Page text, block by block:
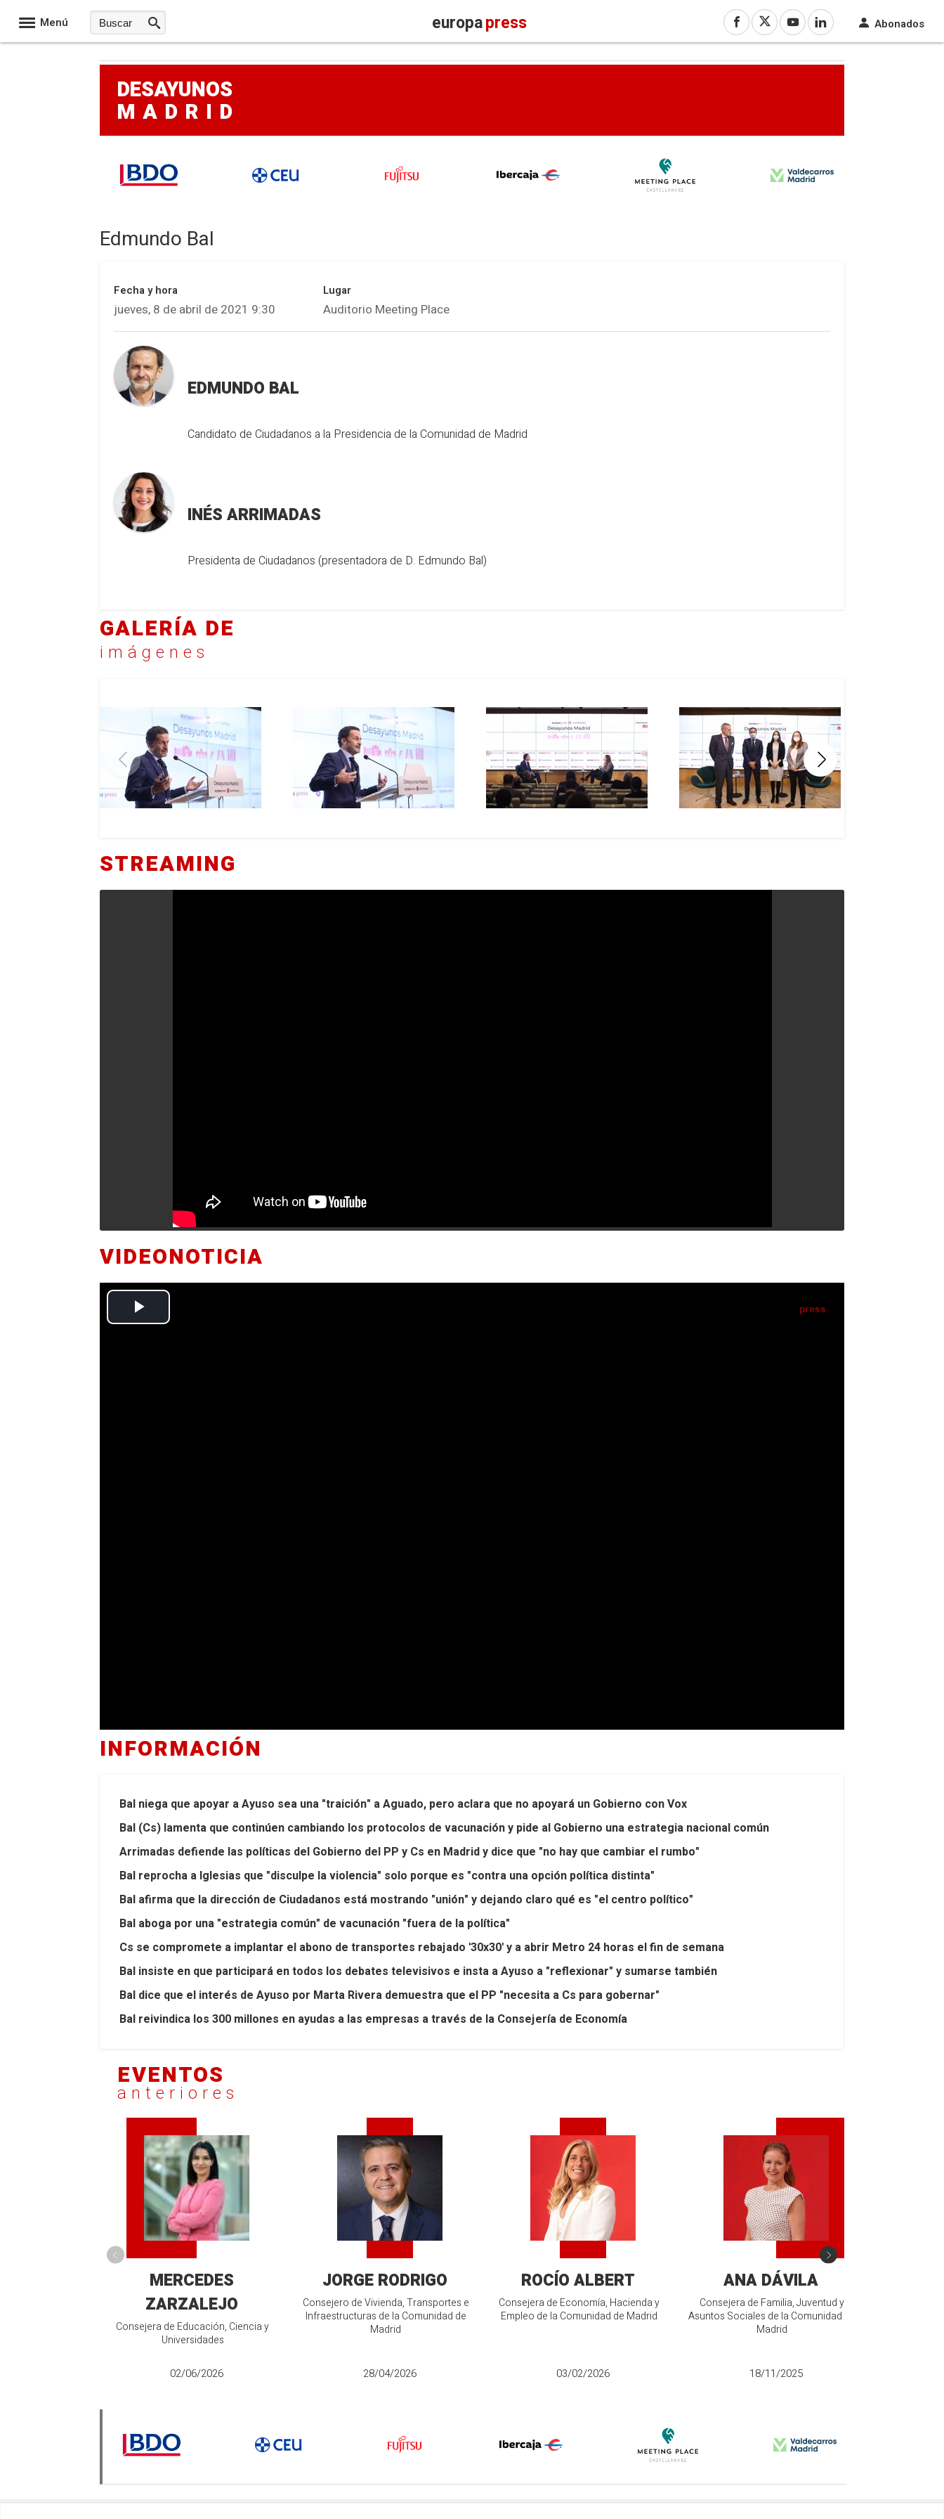
Menú europapress Abonados
DESAYUNOS
MADRID
Edmundo Bal
Fecha y hora
jueves, 8 de abril de 2021 9:30
Lugar
Auditorio Meeting Place
EDMUNDO BAL
Candidato de Ciudadanos a la Presidencia de la Comunidad de Madrid
INÉS ARRIMADAS
Presidenta de Ciudadanos (presentadora de D. Edmundo Bal)
GALERÍA DE
imágenes
STREAMING
VIDEONOTICIA
INFORMACIÓN
Bal niega que apoyar a Ayuso sea una "traición" a Aguado, pero aclara que no apoyará un Gobierno con Vox
Bal (Cs) lamenta que continúen cambiando los protocolos de vacunación y pide al Gobierno una estrategia nacional común
Arrimadas defiende las políticas del Gobierno del PP y Cs en Madrid y dice que "no hay que cambiar el rumbo"
Bal reprocha a Iglesias que "disculpe la violencia" solo porque es "contra una opción política distinta"
Bal afirma que la dirección de Ciudadanos está mostrando "unión" y dejando claro qué es "el centro político"
Bal aboga por una "estrategia común" de vacunación "fuera de la política"
Cs se compromete a implantar el abono de transportes rebajado '30x30' y a abrir Metro 24 horas el fin de semana
Bal insiste en que participará en todos los debates televisivos e insta a Ayuso a "reflexionar" y sumarse también
Bal dice que el interés de Ayuso por Marta Rivera demuestra que el PP "necesita a Cs para gobernar"
Bal reivindica los 300 millones en ayudas a las empresas a través de la Consejería de Economía
EVENTOS
anteriores
MERCEDES
ZARZALEJO
Consejera de Educación, Ciencia y
Universidades
02/06/2026
JORGE RODRIGO
Consejero de Vivienda, Transportes e
Infraestructuras de la Comunidad de
Madrid
28/04/2026
ROCÍO ALBERT
Consejera de Economía, Hacienda y
Empleo de la Comunidad de Madrid
03/02/2026
ANA DÁVILA
Consejera de Familia, Juventud y
Asuntos Sociales de la Comunidad de
Madrid
18/11/2025